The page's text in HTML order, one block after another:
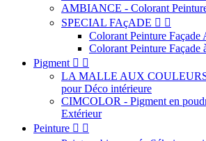
AMBIANCE - Colorant
SPECIAL FAçADE  
Colorant Peinture Façade
Colorant Peinture Façade
Pigment  
LA MALLE AUX COULEURS
pour Déco intérieure
CIMCOLOR - Pigment en
Extérieur
Peinture  